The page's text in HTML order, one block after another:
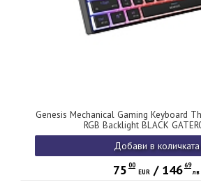
Genesis Mechanical Gaming Keyboard
RGB Backlight BLACK
Добави в количката
75 00
EUR
/ 14669
лв